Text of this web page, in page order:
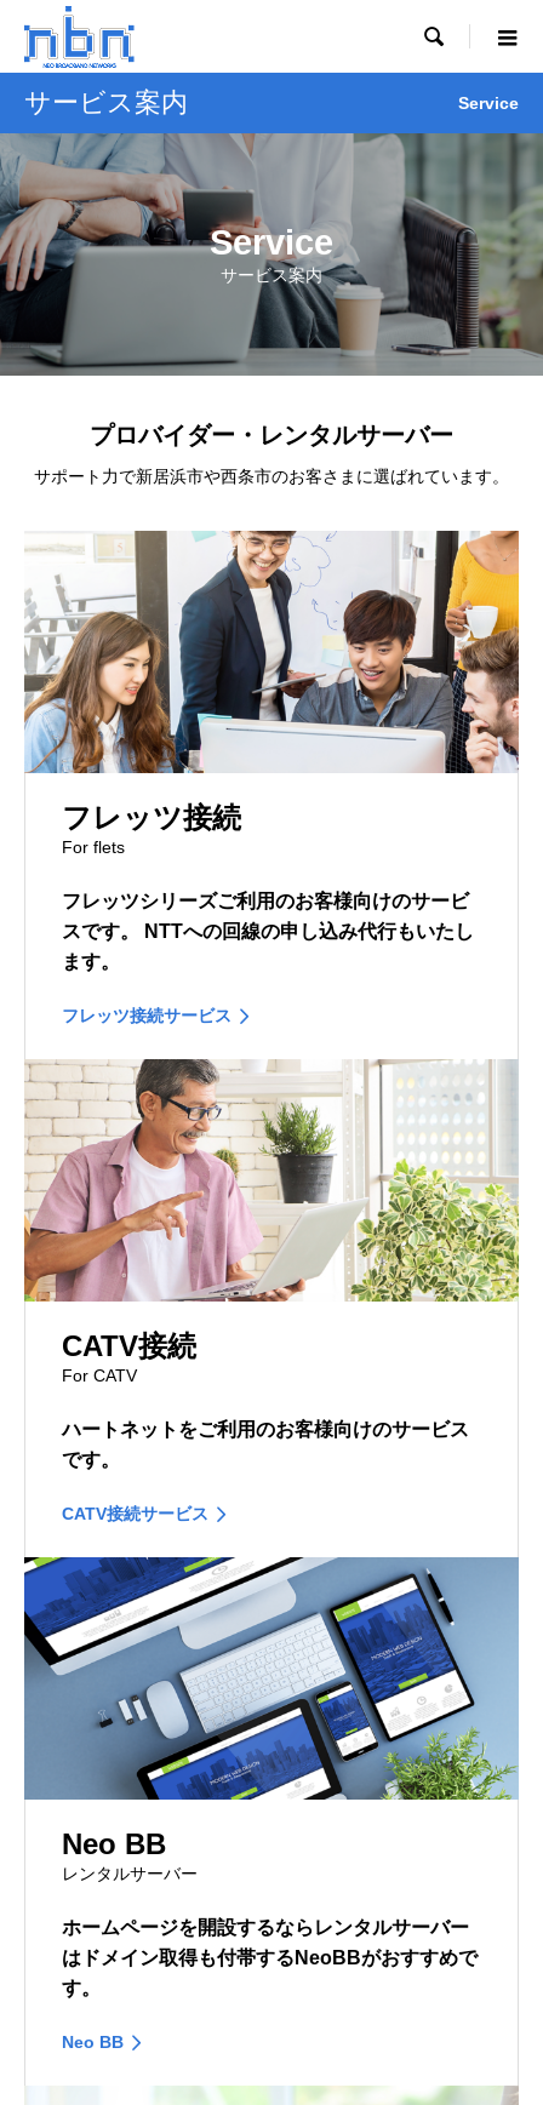

サービス案内 Service
Service
サービス案内
プロバイダー・レンタルサーバー
サポート力で新居浜市や西条市のお客さまに選ばれています。
フレッツ接続
For flets
フレッツシリーズご利用のお客様向けのサービ
スです。
NTTへの回線の申し込み代行もいたし
ます。
フレッツ接続サービス
CATV接続
For CATV
ハートネットをご利用のお客様向けのサービス
です。
CATV接続サービス
Neo BB
レンタルサーバー
ホームページを開設するならレンタルサーバー
はドメイン取得も付帯するNeoBBがおすすめで
す。
Neo BB